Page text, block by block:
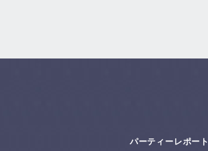
パーティーレポート